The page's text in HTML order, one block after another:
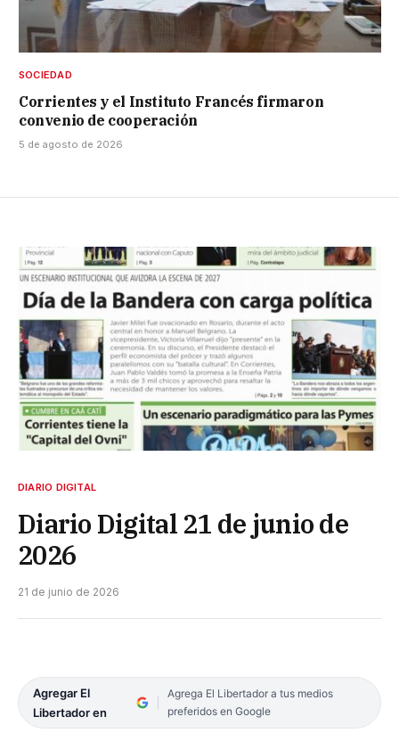
SOCIEDAD
Corrientes y el Instituto Francés firmaron
convenio de cooperación
5 de agosto de 2026
DIARIO DIGITAL
Diario Digital 21 de junio de
2026
21 de junio de 2026
Agregar El
Libertador en
Agrega El Libertador a tus medios
preferidos en Google